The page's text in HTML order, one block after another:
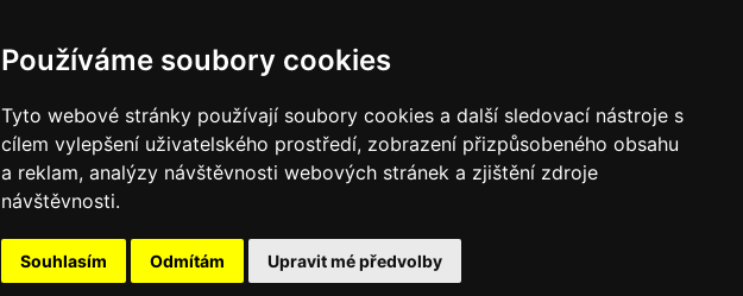
Používáme soubory cookies
Tyto webové stránky používají soubory cookies a další sledovací nástroje s
cílem vylepšení uživatelského prostředí, zobrazení přizpůsobeného obsahu
a reklam, analýzy návštěvnosti webových stránek a zjištění zdroje
návštěvnosti.
Souhlasím Odmítám Upravit mé předvolby
737111154
vavra.nb.strechy@seznam.cz